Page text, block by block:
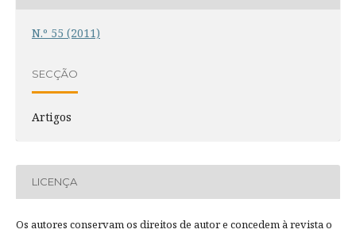
N.º 55 (2011)
SECÇÃO
Artigos
LICENÇA
Os autores conservam os direitos de autor e concedem à revista o